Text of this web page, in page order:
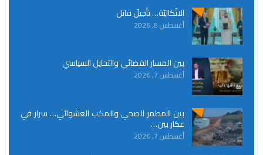
الاتّكاليّة… تأجيلٌ قاتل
أغسطس 8, 2026
بين المسار القضائي والتحايل السياسي
أغسطس 7, 2026
بين المطمر الصحي والمكب العشوائي… سرار في
عكار بين…
أغسطس 7, 2026